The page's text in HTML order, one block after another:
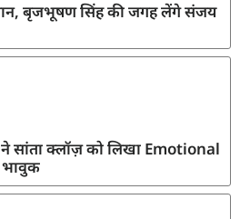
बृजभूषण सिंह की जगह लेंगे संजय
सांता क्लॉज़ को लिखा Emotional
भावुक